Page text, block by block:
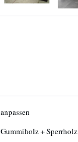
anpassen
Gummiholz ​​+ Sperrholz